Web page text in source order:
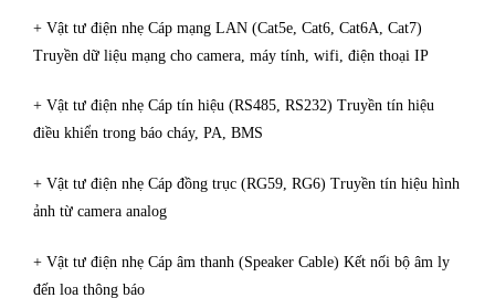
+ Vật tư điện nhẹ Cáp mạng LAN (Cat5e, Cat6, Cat6A, Cat7)
Truyền dữ liệu mạng cho camera, máy tính, wifi, điện thoại IP
+ Vật tư điện nhẹ Cáp tín hiệu (RS485, RS232) Truyền tín hiệu
điều khiển trong báo cháy, PA, BMS
+ Vật tư điện nhẹ Cáp đồng trục (RG59, RG6) Truyền tín hiệu hình
ảnh từ camera analog
+ Vật tư điện nhẹ Cáp âm thanh (Speaker Cable) Kết nối bộ âm ly
đến loa thông báo